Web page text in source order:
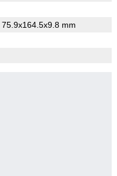
, 75.9x164.5x9.8 mm